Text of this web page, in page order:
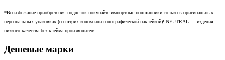
*Во избежание приобретения подделок покупайте импортные подшипники только в оригинальных
персональных упаковках (со штрих-кодом или голографической наклейкой)! NEUTRAL — изделия
низкого качества без клейма производителя.
Дешевые марки